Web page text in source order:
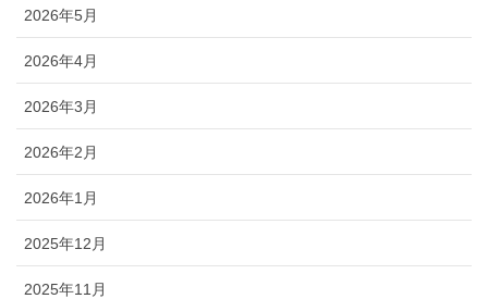
2026年5月
2026年4月
2026年3月
2026年2月
2026年1月
2025年12月
2025年11月